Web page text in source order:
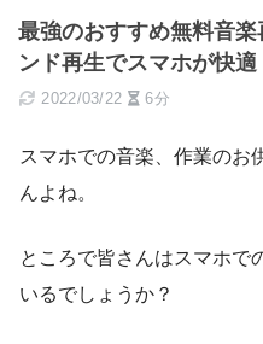
最強のおすすめ無料音
ンド再生でスマホが快適
2022/03/22 6分
スマホでの音楽、作業のお
んよね。
ところで皆さんはスマホで
いるでしょうか？